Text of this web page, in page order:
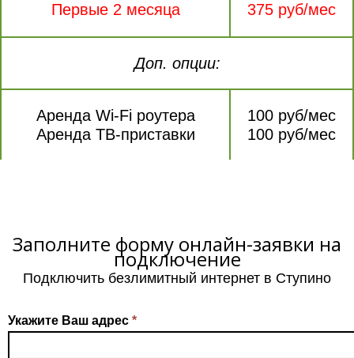
Первые 2 месяца
375 руб/мес
Доп. опции:
Аренда Wi-Fi роутера
Аренда ТВ-приставки
100 руб/мес
100 руб/мес
Заполните форму онлайн-заявки на
подключение
Подключить безлимитный интернет в Ступино
Укажите Ваш адрес *